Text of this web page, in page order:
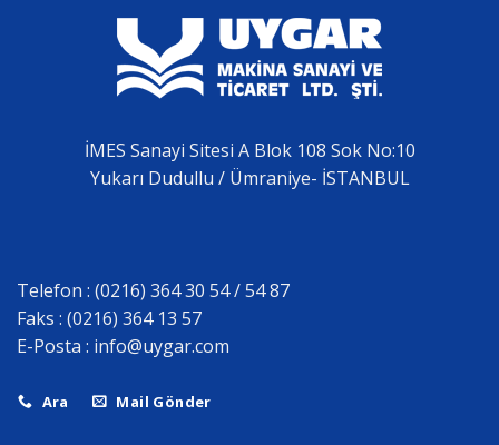
İMES Sanayi Sitesi A Blok 108 Sok No:10
Yukarı Dudullu / Ümraniye- İSTANBUL
Telefon : (0216) 364 30 54 / 54 87
Faks : (0216) 364 13 57
E-Posta : info@uygar.com
Ara Mail Gönder